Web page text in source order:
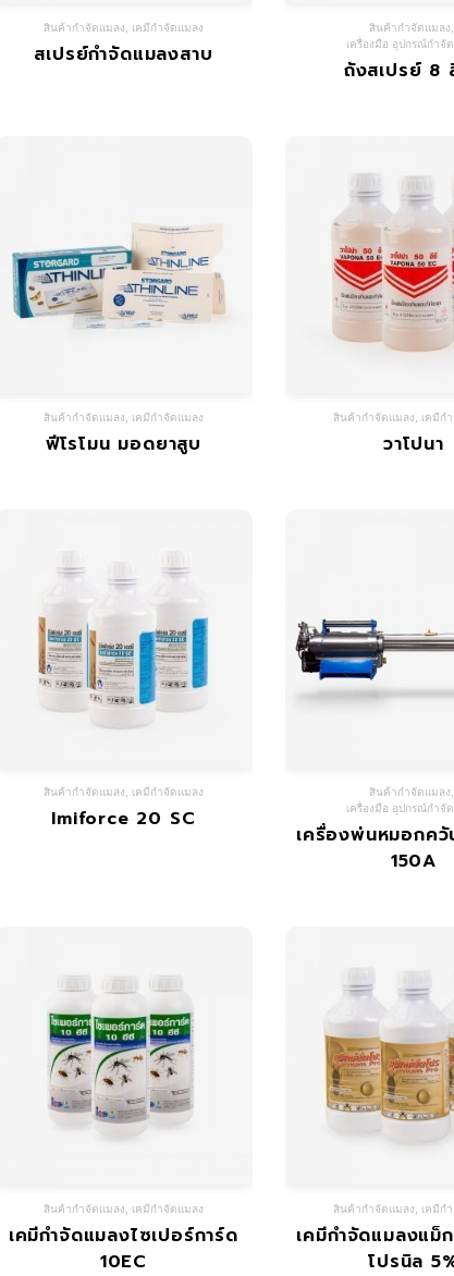
สินค้ากำจัดแมลง เคมีกำจัดแมลง
สเปรย์กำจัดแมลงสาบ
สินค้ากำจัดแมลง
เครื่องมือ อุปกรณ์กำจั
ถังสเปรย์ 8
สินค้ากำจัดแมลง เคมีกำจัดแมลง
ฟีโรโมน มอดยาสูบ
สินค้ากำจัดแมลง เคมีก
วาโปนา
สินค้ากำจัดแมลง เคมีกำจัดแมลง
Imiforce 20 SC
สินค้ากำจัดแมลง
เครื่องมือ อุปกรณ์กำจั
เครื่องพ่นหมอกค
150A
สินค้ากำจัดแมลง เคมีกำจัดแมลง
เคมีกำจัดแมลงไซเปอร์การ์ด
10EC
สินค้ากำจัดแมลง เคมีก
เคมีกำจัดแมลงแม็
โปรนิล